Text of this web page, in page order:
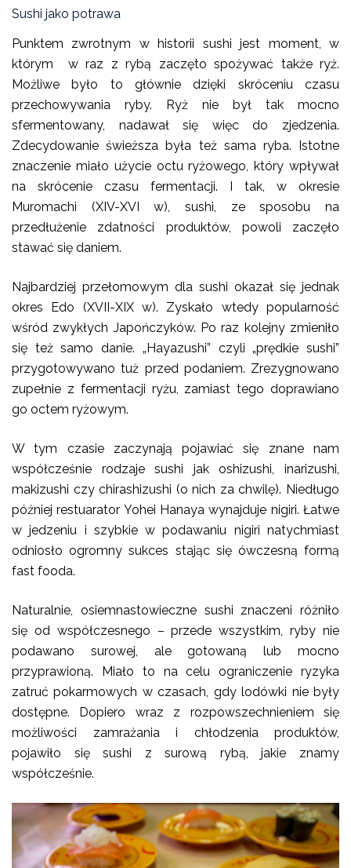
Sushi jako potrawa
Punktem zwrotnym w historii sushi jest moment, w
którym w raz z rybą zaczęto spożywać także ryż.
Możliwe było to głównie dzięki skróceniu czasu
przechowywania ryby. Ryż nie był tak mocno
sfermentowany, nadawał się więc do zjedzenia.
Zdecydowanie świeższa była też sama ryba. Istotne
znaczenie miało użycie octu ryżowego, który wpływał
na skrócenie czasu fermentacji. I tak, w okresie
Muromachi (XIV-XVI w), sushi, ze sposobu na
przedłużenie zdatności produktów, powoli zaczęło
stawać się daniem.
Najbardziej przełomowym dla sushi okazał się jednak
okres Edo (XVII-XIX w). Zyskało wtedy popularność
wśród zwykłych Japończyków. Po raz kolejny zmieniło
się też samo danie. „Hayazushi” czyli „prędkie sushi”
przygotowywano tuż przed podaniem. Zrezygnowano
zupełnie z fermentacji ryżu, zamiast tego doprawiano
go octem ryżowym.
W tym czasie zaczynają pojawiać się znane nam
współcześnie rodzaje sushi jak oshizushi, inarizushi,
makizushi czy chirashizushi (o nich za chwilę). Niedługo
później restuarator Yohei Hanaya wynajduje nigiri. Łatwe
w jedzeniu i szybkie w podawaniu nigiri natychmiast
odniosło ogromny sukces stając się ówczesną formą
fast fooda.
Naturalnie, osiemnastowieczne sushi znaczeni różniło
się od współczesnego – przede wszystkim, ryby nie
podawano surowej, ale gotowaną lub mocno
przyprawioną. Miało to na celu ograniczenie ryzyka
zatruć pokarmowych w czasach, gdy lodówki nie były
dostępne. Dopiero wraz z rozpowszechnieniem się
możliwości zamrażania i chłodzenia produktów,
pojawiło się sushi z surową rybą, jakie znamy
współcześnie.